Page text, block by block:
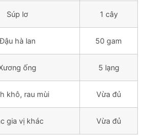
Súp lơ 1 cây
Đậu hà lan 50 gam
ống 5 lạng
khô, rau mùi Vừa đủ
gia vị khác Vừa đủ